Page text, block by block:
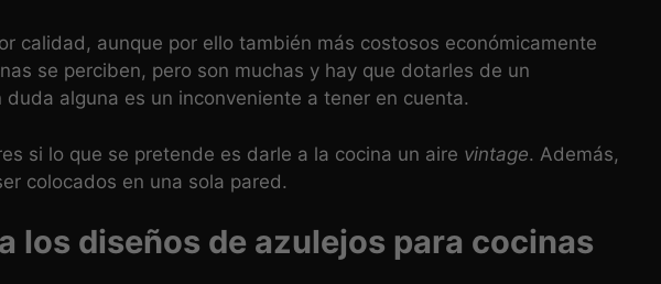
calidad, aunque por ello también más costosos económicamente
se perciben, pero son muchas y hay que dotarles de un
alguna es un inconveniente a tener en cuenta.
si lo que se pretende es darle a la cocina un aire vintage. Además,
colocados en una sola pared.
los diseños de azulejos para cocinas